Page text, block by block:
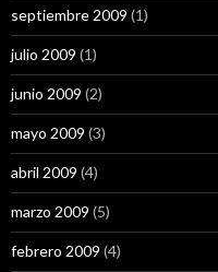
septiembre 2009 (1)
julio 2009 (1)
junio 2009 (2)
mayo 2009 (3)
abril 2009 (4)
marzo 2009 (5)
febrero 2009 (4)